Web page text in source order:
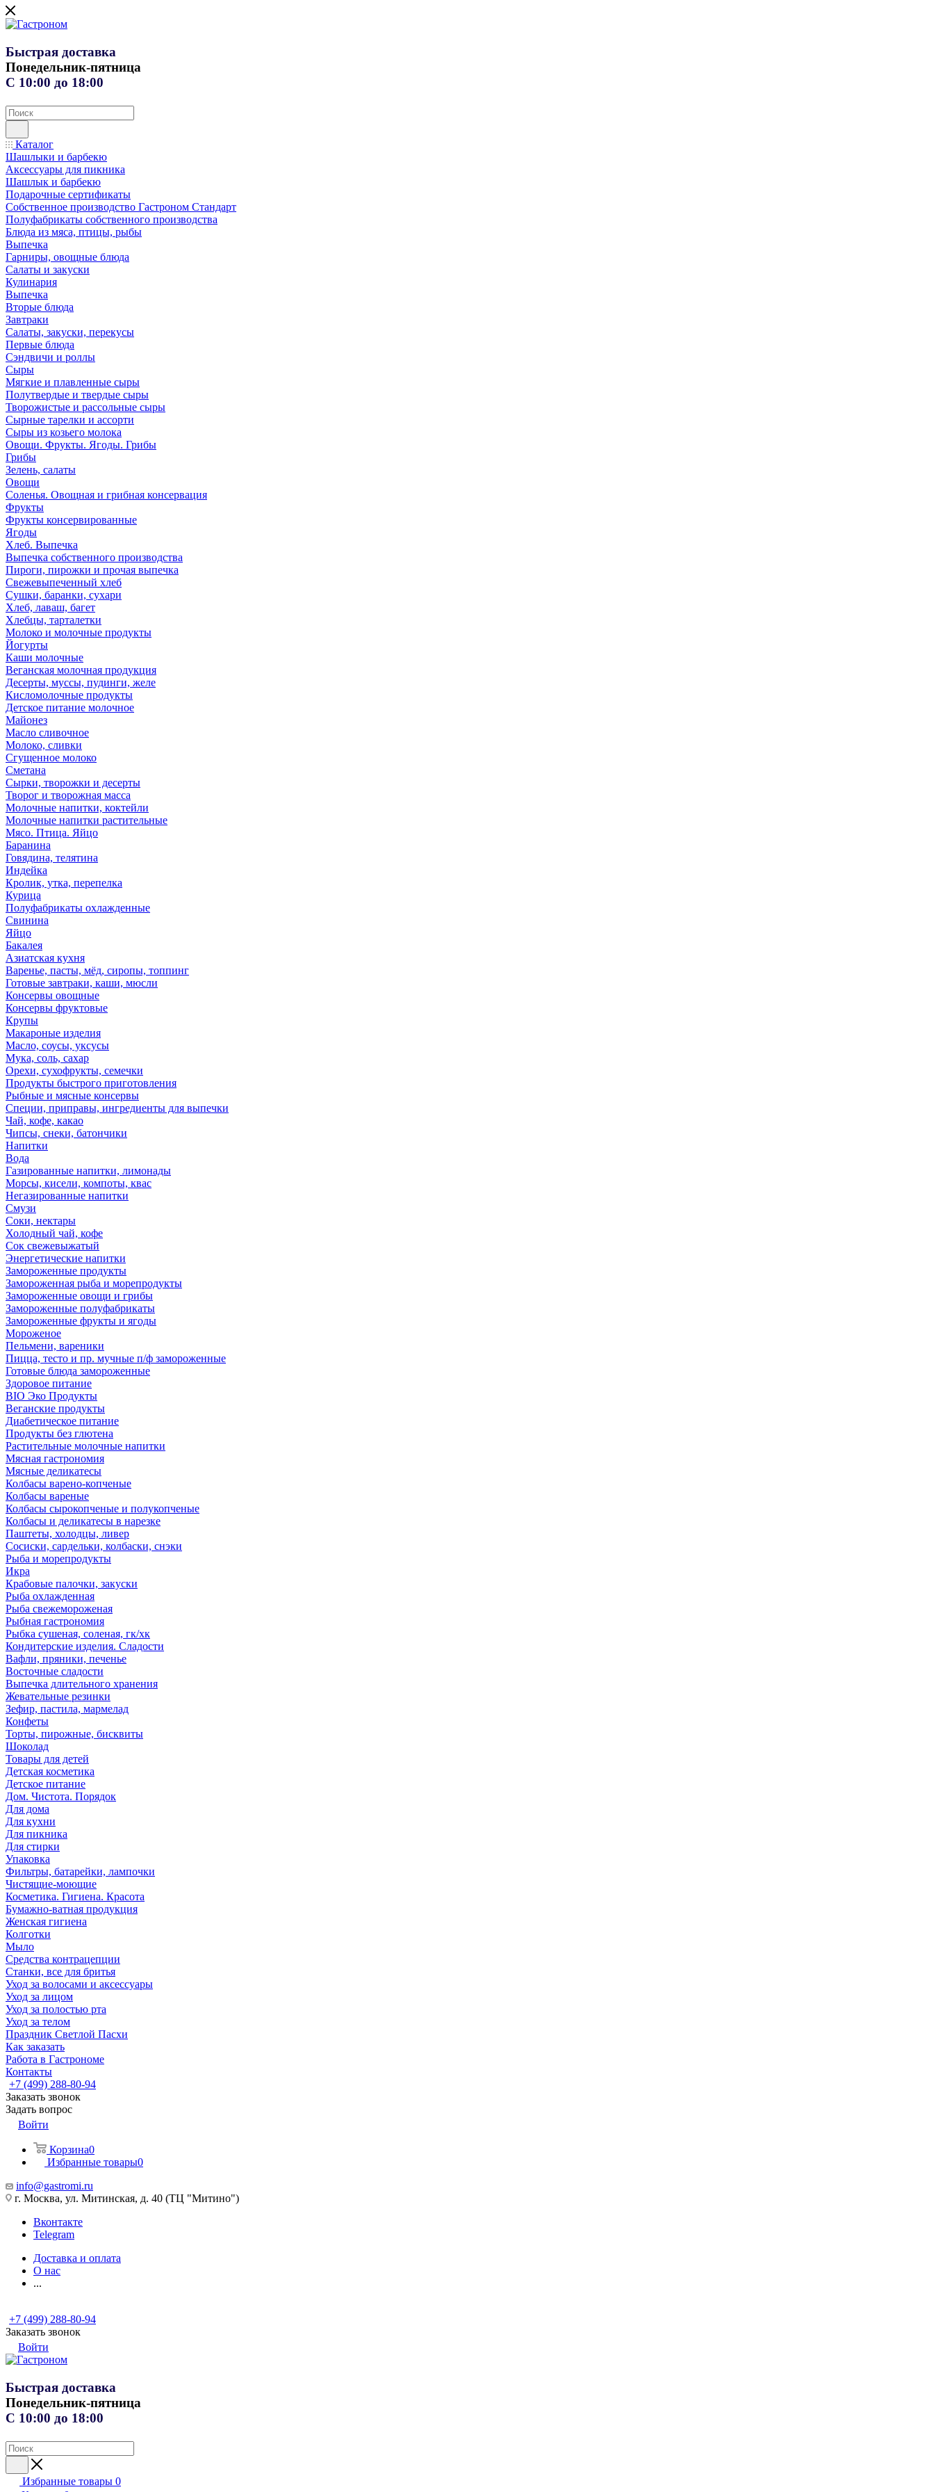
Быстрая доставка
Понедельник-пятница
С 10:00 до 18:00
Каталог
Шашлыки и барбекю
Аксессуары для пикника
Шашлык и барбекю
Подарочные сертификаты
Собственное производство Гастроном Стандарт
Полуфабрикаты собственного производства
Блюда из мяса, птицы, рыбы
Выпечка
Гарниры, овощные блюда
Салаты и закуски
Кулинария
Выпечка
Вторые блюда
Завтраки
Салаты, закуски, перекусы
Первые блюда
Сэндвичи и роллы
Сыры
Мягкие и плавленные сыры
Полутвердые и твердые сыры
Творожистые и рассольные сыры
Сырные тарелки и ассорти
Сыры из козьего молока
Овощи. Фрукты. Ягоды. Грибы
Грибы
Зелень, салаты
Овощи
Соленья. Овощная и грибная консервация
Фрукты
Фрукты консервированные
Ягоды
Хлеб. Выпечка
Выпечка собственного производства
Пироги, пирожки и прочая выпечка
Свежевыпеченный хлеб
Сушки, баранки, сухари
Хлеб, лаваш, багет
Хлебцы, тарталетки
Молоко и молочные продукты
Йогурты
Каши молочные
Веганская молочная продукция
Десерты, муссы, пудинги, желе
Кисломолочные продукты
Детское питание молочное
Майонез
Масло сливочное
Молоко, сливки
Сгущенное молоко
Сметана
Сырки, творожки и десерты
Творог и творожная масса
Молочные напитки, коктейли
Молочные напитки растительные
Мясо. Птица. Яйцо
Баранина
Говядина, телятина
Индейка
Кролик, утка, перепелка
Курица
Полуфабрикаты охлажденные
Свинина
Яйцо
Бакалея
Азиатская кухня
Варенье, пасты, мёд, сиропы, топпинг
Готовые завтраки, каши, мюсли
Консервы овощные
Консервы фруктовые
Крупы
Макароные изделия
Масло, соусы, уксусы
Мука, соль, сахар
Орехи, сухофрукты, семечки
Продукты быстрого приготовления
Рыбные и мясные консервы
Специи, приправы, ингредиенты для выпечки
Чай, кофе, какао
Чипсы, снеки, батончики
Напитки
Вода
Газированные напитки, лимонады
Морсы, кисели, компоты, квас
Негазированные напитки
Смузи
Соки, нектары
Холодный чай, кофе
Сок свежевыжатый
Энергетические напитки
Замороженные продукты
Замороженная рыба и морепродукты
Замороженные овощи и грибы
Замороженные полуфабрикаты
Замороженные фрукты и ягоды
Мороженое
Пельмени, вареники
Пицца, тесто и пр. мучные п/ф замороженные
Готовые блюда замороженные
Здоровое питание
BIO Эко Продукты
Веганские продукты
Диабетическое питание
Продукты без глютена
Растительные молочные напитки
Мясная гастрономия
Мясные деликатесы
Колбасы варено-копченые
Колбасы вареные
Колбасы сырокопченые и полукопченые
Колбасы и деликатесы в нарезке
Паштеты, холодцы, ливер
Сосиски, сардельки, колбаски, снэки
Рыба и морепродукты
Икра
Крабовые палочки, закуски
Рыба охлажденная
Рыба свежемороженая
Рыбная гастрономия
Рыбка сушеная, соленая, гк/хк
Кондитерские изделия. Сладости
Вафли, пряники, печенье
Восточные сладости
Выпечка длительного хранения
Жевательные резинки
Зефир, пастила, мармелад
Конфеты
Торты, пирожные, бисквиты
Шоколад
Товары для детей
Детская косметика
Детское питание
Дом. Чистота. Порядок
Для дома
Для кухни
Для пикника
Для стирки
Упаковка
Фильтры, батарейки, лампочки
Чистящие-моющие
Косметика. Гигиена. Красота
Бумажно-ватная продукция
Женская гигиена
Колготки
Мыло
Средства контрацепции
Станки, все для бритья
Уход за волосами и аксессуары
Уход за лицом
Уход за полостью рта
Уход за телом
Праздник Светлой Пасхи
Как заказать
Работа в Гастрономе
Контакты
+7 (499) 288-80-94
Заказать звонок
Задать вопрос
Войти
Корзина0
Избранные товары0
info@gastromi.ru
г. Москва, ул. Митинская, д. 40 (ТЦ "Митино")
Вконтакте
Telegram
Доставка и оплата
О нас
...
+7 (499) 288-80-94
Заказать звонок
Войти
Быстрая доставка
Понедельник-пятница
С 10:00 до 18:00
Избранные товары 0